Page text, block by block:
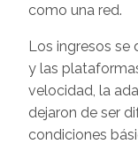
como una red.
Los ingresos se
y las
velocidad, la
dejaron de ser
condiciones